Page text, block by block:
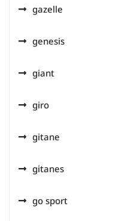
gazelle
genesis
giant
giro
gitane
gitanes
go sport